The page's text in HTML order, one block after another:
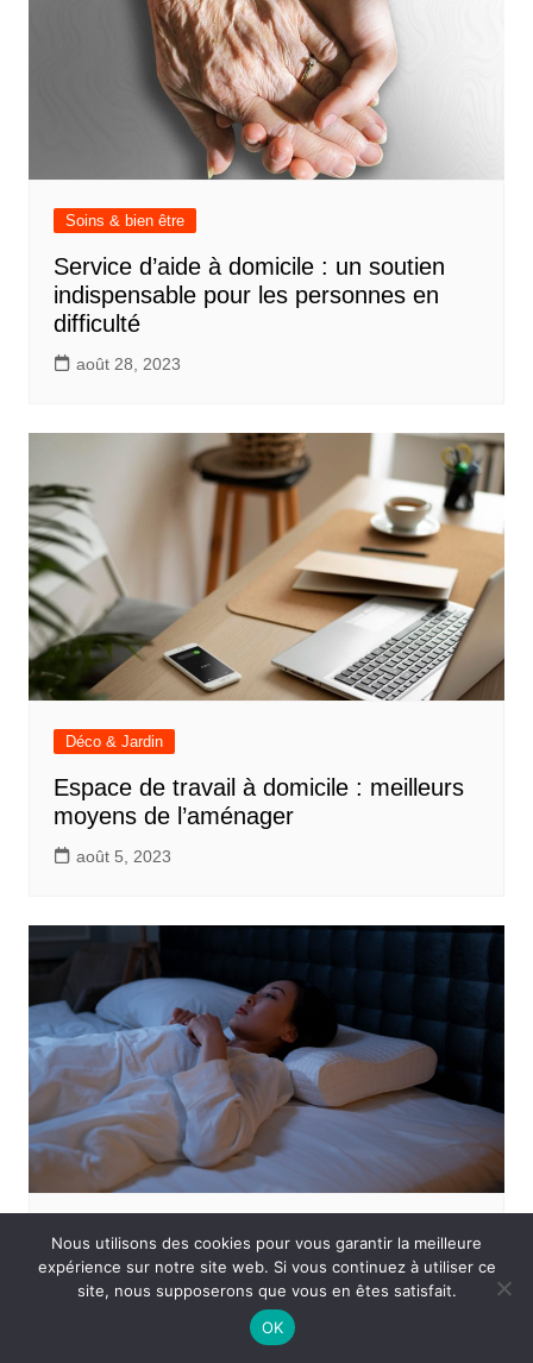
Soins & bien être
Service d’aide à domicile : un soutien
indispensable pour les personnes en
difficulté
août 28, 2023
Déco & Jardin
Espace de travail à domicile : meilleurs
moyens de l’aménager
août 5, 2023
Soins & bien être
La durée idéale du sommeil
Nous utilisons des cookies pour vous garantir la meilleure
expérience sur notre site web. Si vous continuez à utiliser ce
site, nous supposerons que vous en êtes satisfait.
OK